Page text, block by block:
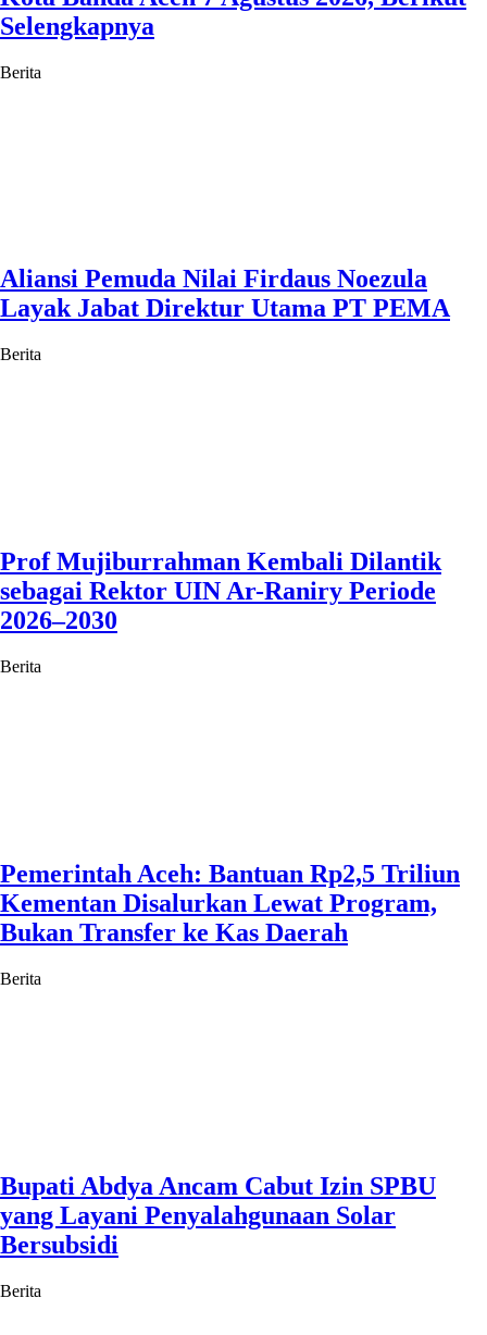
Selengkapnya
Berita
Aliansi Pemuda Nilai Firdaus Noezula
Layak Jabat Direktur Utama PT PEMA
Berita
Prof Mujiburrahman Kembali Dilantik
sebagai Rektor UIN Ar-Raniry Periode
2026–2030
Berita
Pemerintah Aceh: Bantuan Rp2,5 Triliun
Kementan Disalurkan Lewat Program,
Bukan Transfer ke Kas Daerah
Berita
Bupati Abdya Ancam Cabut Izin SPBU
yang Layani Penyalahgunaan Solar
Bersubsidi
Berita